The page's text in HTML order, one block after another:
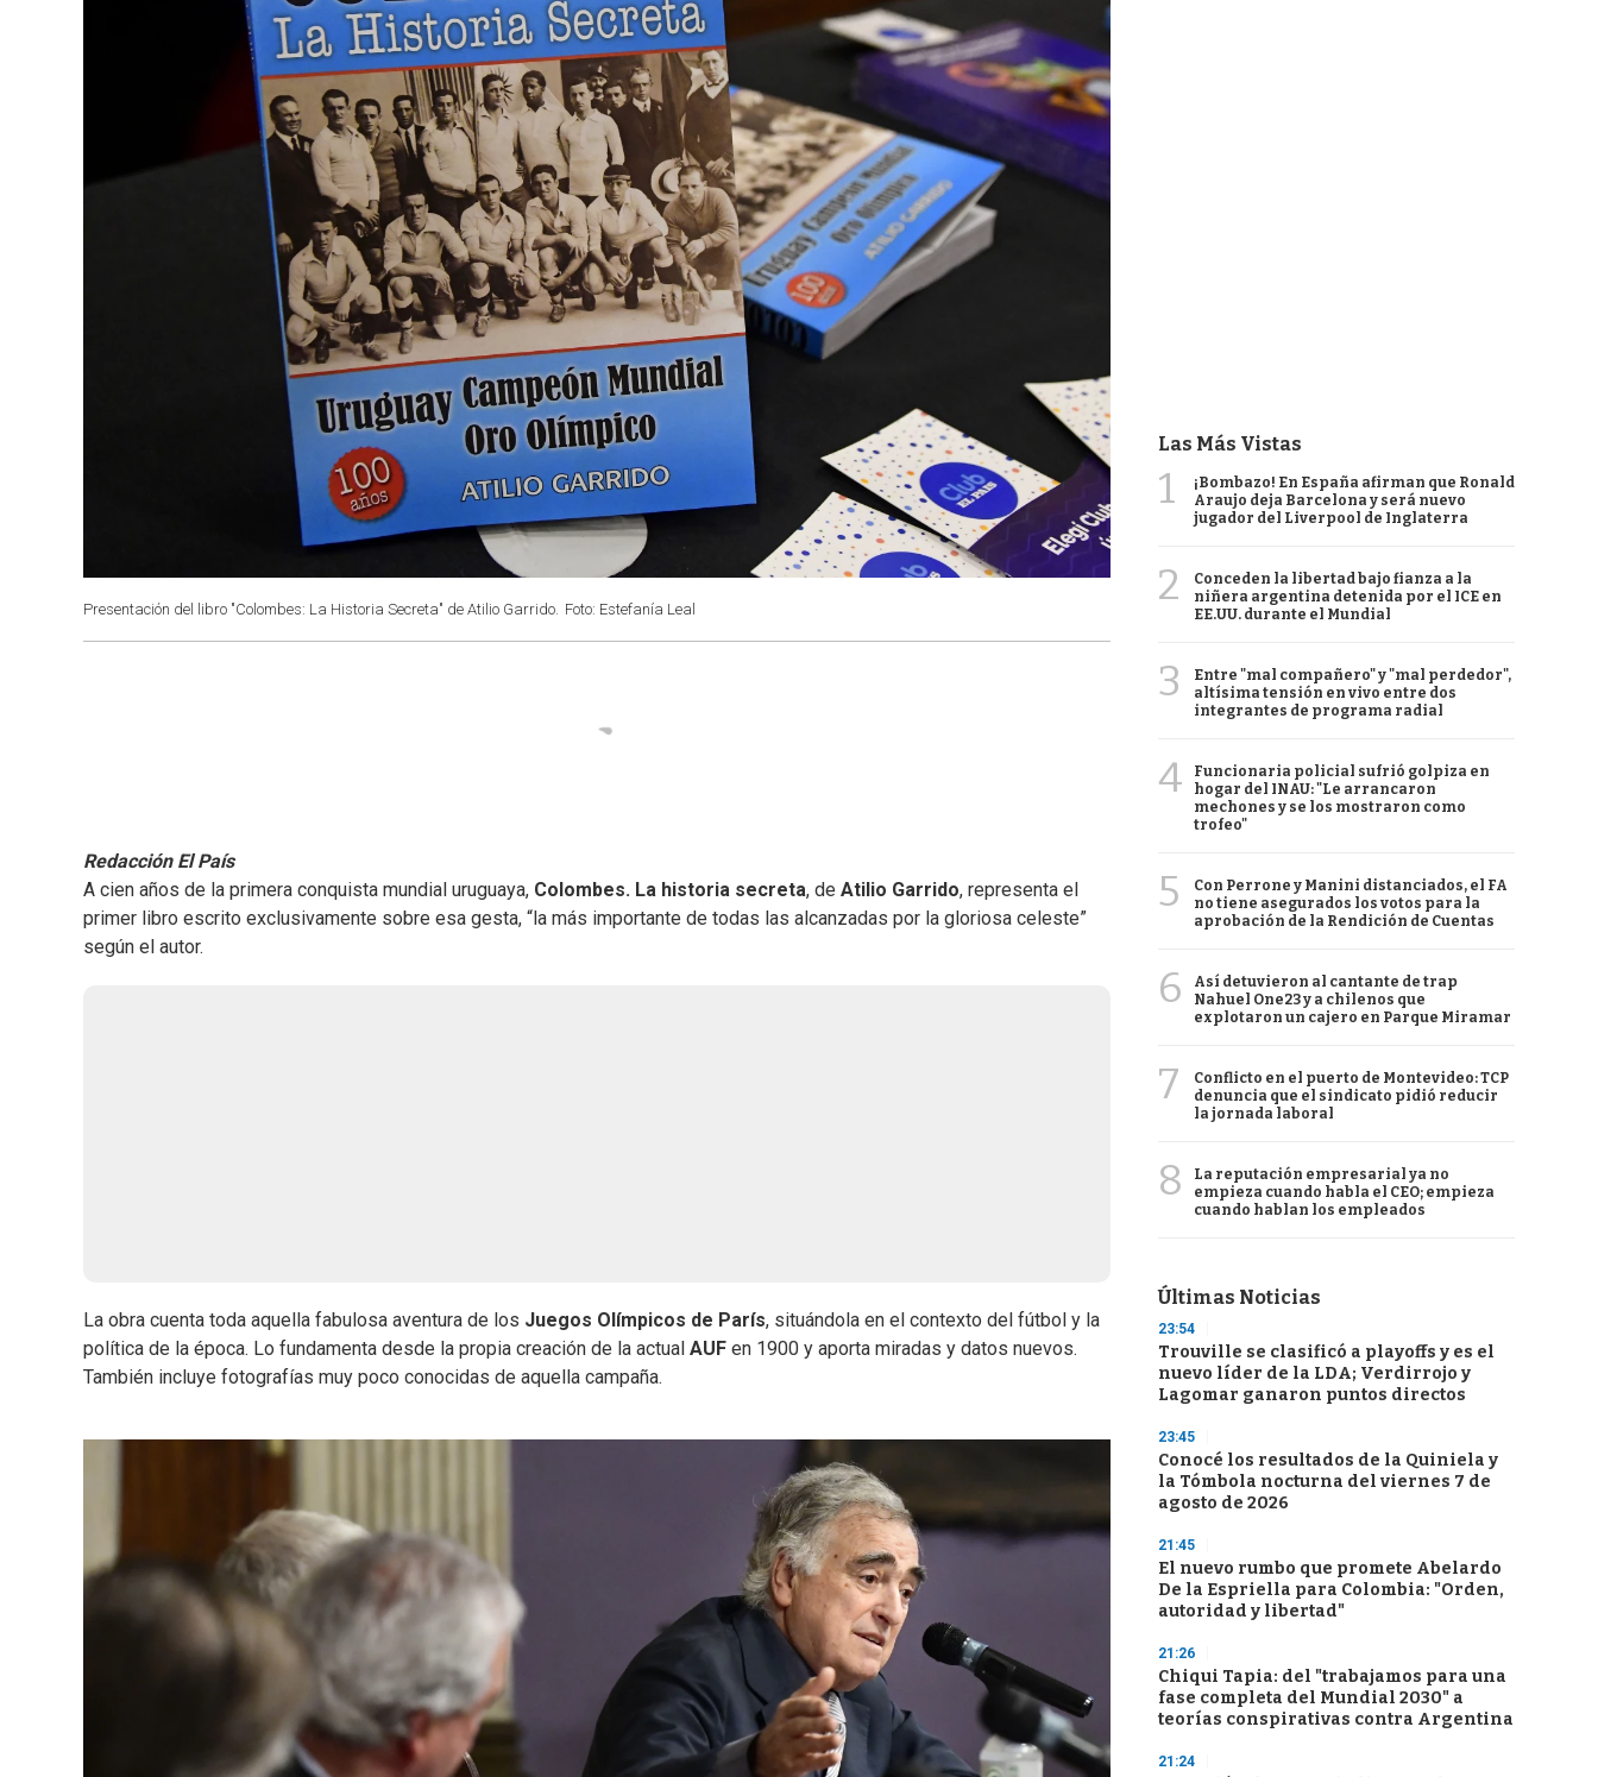
Presentación del libro "Colombes: La Historia Secreta" de Atilio Garrido. Foto: Estefanía Leal
Redacción El País
A cien años de la primera conquista mundial uruguaya, Colombes. La historia secreta, de Atilio Garrido, representa el
primer libro escrito exclusivamente sobre esa gesta, “la más importante de todas las alcanzadas por la gloriosa celeste”
según el autor.
La obra cuenta toda aquella fabulosa aventura de los Juegos Olímpicos de París, situándola en el contexto del fútbol y la
política de la época. Lo fundamenta desde la propia creación de la actual AUF en 1900 y aporta miradas y datos nuevos.
También incluye fotografías muy poco conocidas de aquella campaña.
Las Más Vistas
1
¡Bombazo! En España afirman que Ronald
Araujo deja Barcelona y será nuevo
jugador del Liverpool de Inglaterra
2
Conceden la libertad bajo fianza a la
niñera argentina detenida por el ICE en
EE.UU. durante el Mundial
3
Entre "mal compañero" y "mal perdedor",
altísima tensión en vivo entre dos
integrantes de programa radial
4
Funcionaria policial sufrió golpiza en
hogar del INAU: "Le arrancaron
mechones y se los mostraron como
trofeo"
5
Con Perrone y Manini distanciados, el FA
no tiene asegurados los votos para la
aprobación de la Rendición de Cuentas
6
Así detuvieron al cantante de trap
Nahuel One23 y a chilenos que
explotaron un cajero en Parque Miramar
7
Conflicto en el puerto de Montevideo: TCP
denuncia que el sindicato pidió reducir
la jornada laboral
8
La reputación empresarial ya no
empieza cuando habla el CEO; empieza
cuando hablan los empleados
Últimas Noticias
23:54
Trouville se clasificó a playoffs y es el
nuevo líder de la LDA; Verdirrojo y
Lagomar ganaron puntos directos
23:45
Conocé los resultados de la Quiniela y
la Tómbola nocturna del viernes 7 de
agosto de 2026
21:45
El nuevo rumbo que promete Abelardo
De la Espriella para Colombia: "Orden,
autoridad y libertad"
21:26
Chiqui Tapia: del "trabajamos para una
fase completa del Mundial 2030" a
teorías conspirativas contra Argentina
21:24